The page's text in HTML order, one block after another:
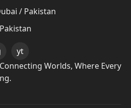
/ Pakistan
yt
Worlds, Where Every